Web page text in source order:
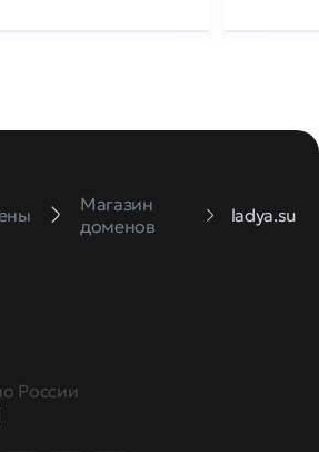
Магазин
доменов
ladya.su
России